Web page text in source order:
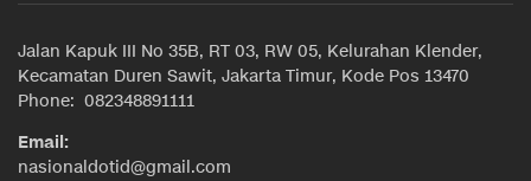
Jalan Kapuk III No 35B, RT 03, RW 05, Kelurahan Klender,
Kecamatan Duren Sawit, Jakarta Timur, Kode Pos 13470
Phone: 082348891111
Email:
nasionaldotid@gmail.com